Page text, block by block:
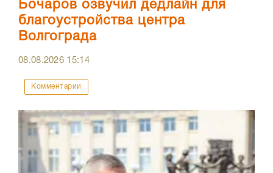
Бочаров озвучил дедлайн для
благоустройства центра
Волгограда
08.08.2026 15:14
Комментарии